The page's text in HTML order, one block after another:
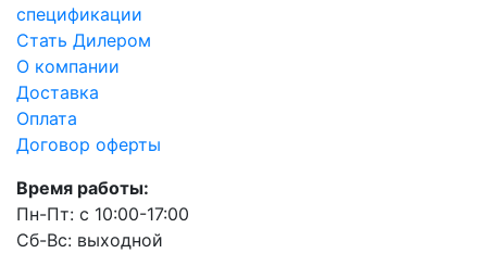
спецификации
Стать Дилером
О компании
Доставка
Оплата
Договор оферты
Время работы:
Пн-Пт: с 10:00-17:00
Сб-Вс: выходной